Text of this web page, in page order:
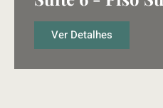
Ver Detalhes